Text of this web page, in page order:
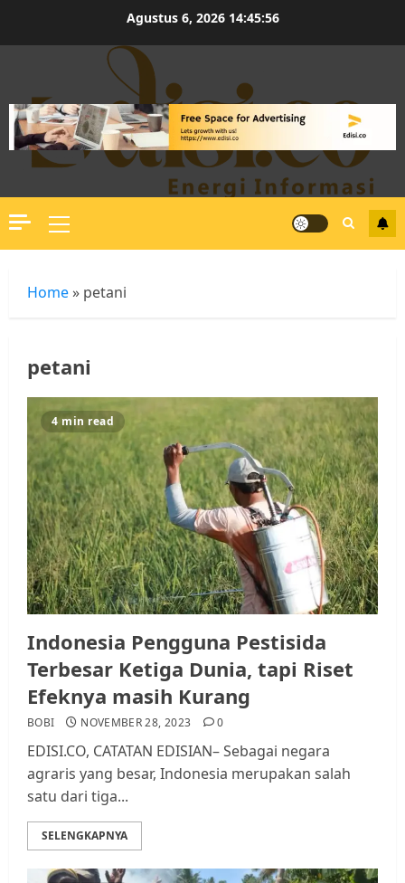
Agustus 6, 2026 14:45:57
Primary
Menu
Home » petani
petani
4 min read
Indonesia Pengguna Pestisida
Terbesar Ketiga Dunia, tapi Riset
Efeknya masih Kurang
BOBI NOVEMBER 28, 2023 0
EDISI.CO, CATATAN EDISIAN– Sebagai negara
agraris yang besar, Indonesia merupakan salah
satu dari tiga...
SELENGKAPNYA